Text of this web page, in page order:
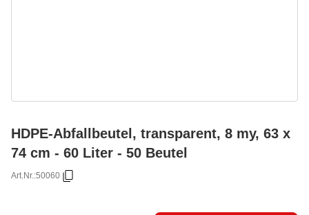
HDPE-Abfallbeutel, transparent, 8 my, 63 x
74 cm - 60 Liter - 50 Beutel
Art.Nr.:50060